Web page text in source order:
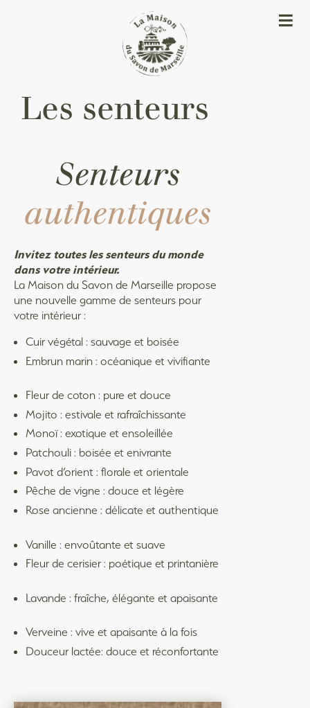
Les senteurs
Senteurs
authentiques
Invitez toutes les senteurs du monde
dans votre intérieur.
La Maison du Savon de Marseille propose
une nouvelle gamme de senteurs pour
votre intérieur :
Cuir végétal : sauvage et boisée
Embrun marin : océanique et vivifiante
Fleur de coton : pure et douce
Mojito : estivale et rafraîchissante
Monoï : exotique et ensoleillée
Patchouli : boisée et enivrante
Pavot d’orient : florale et orientale
Pêche de vigne : douce et légère
Rose ancienne : délicate et authentique
Vanille : envoûtante et suave
Fleur de cerisier : poétique et printanière
Lavande : fraîche, élégante et apaisante
Verveine : vive et apaisante à la fois
Douceur lactée: douce et réconfortante